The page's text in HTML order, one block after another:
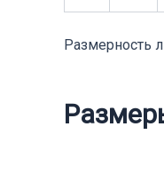
Размерность